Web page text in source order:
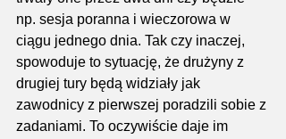
np. sesja poranna i wieczorowa w
ciągu jednego dnia. Tak czy inaczej,
spowoduje to sytuację, że drużyny z
drugiej tury będą widziały jak
zawodnicy z pierwszej poradzili sobie z
zadaniami. To oczywiście daje im